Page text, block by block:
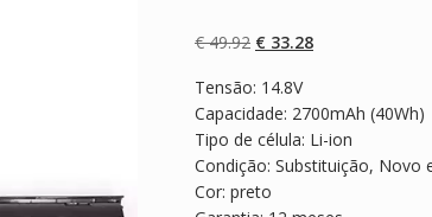
com base em
classificaçõe
€49.92 O
original
era:
€ 49.92.
€ 33.28O
é:
€ 33.28.
Tensão: 14.8V
Capacidade: 2700mAh (40Wh)
Tipo de célula: Li-ion
Condição: Substituição, Novo
Cor: preto